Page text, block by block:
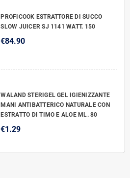
PROFICOOK ESTRATTORE DI SUCCO
SLOW JUICER SJ 1141 WATT. 150
€84.90
WALAND STERIGEL GEL IGIENIZZANTE
MANI ANTIBATTERICO NATURALE CON
ESTRATTO DI TIMO E ALOE ML. 80
€1.29